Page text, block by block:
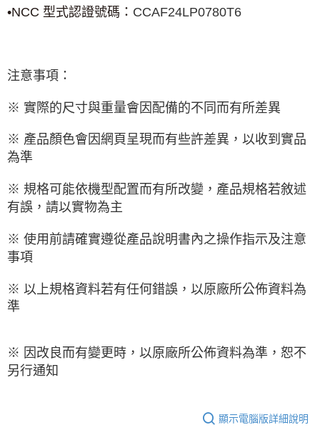
•NCC 型式認證號碼： CCAF24LP0780T6
注意事項：
※ 實際的尺寸與重量會因配備的不同而有所差異
※ 產品顏色會因網頁呈現而有些許差異，以收到實品
為準
※ 規格可能依機型配置而有所改變，產品規格若敘述
有誤，請以實物為主
※ 使用前請確實遵從產品說明書內之操作指示及注意
事項
※ 以上規格資料若有任何錯誤，以原廠所公佈資料為
準
※ 因改良而有變更時，以原廠所公佈資料為準，恕不
另行通知
顯示電腦版詳細說明